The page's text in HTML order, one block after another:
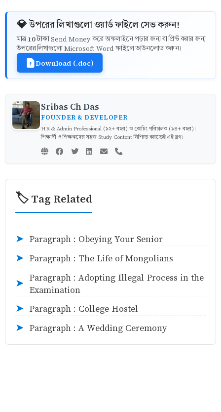
💎 উপরের লিখাগুলো ওয়ার্ড ফাইলে সেভ করুন!
মাত্র 10 টাকাSend Money করে অফলাইনে পড়ার জন্য বা প্রিন্ট করার জন্য
উপরের লিখাগুলো Microsoft Word ফাইলে ডাউনলোড করুন।
Download (.doc)
Sribas Ch Das
FOUNDER & DEVELOPER
HR & Admin Professional (১২+ বছর) ও কোচিং পরিচালক (১৪+ বছর)।
শিক্ষার্থী ও শিক্ষকদের সহজ Study Content নিশ্চিত করতেই এই ব্লগ।
🏷️ Tag Related
➤ Paragraph : Obeying Your Senior
➤ Paragraph : The Life of Mongolians
➤
Paragraph : Adopting Illegal Process in the
Examination
➤ Paragraph : College Hostel
➤ Paragraph : A Wedding Ceremony